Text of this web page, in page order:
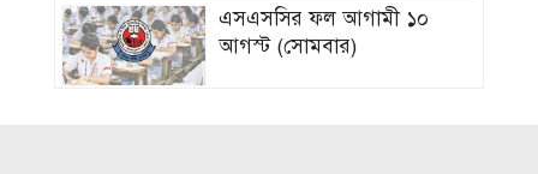
এসএসসির ফল আগামী ১০
আগস্ট (সোমবার)